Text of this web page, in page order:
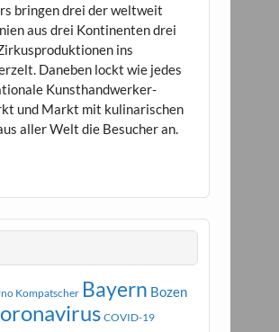
bringen drei der weltweit
aus drei Kontinenten drei
ins
Daneben lockt wie jedes
Kunsthandwerker-
und Markt mit kulinarischen
aller Welt die Besucher an.
Kompatscher Bayern Bozen
COVID-19